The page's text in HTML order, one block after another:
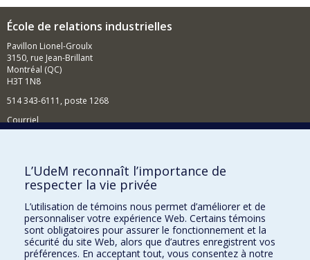
École de relations industrielles
Pavillon Lionel-Groulx
3150, rue Jean-Brillant
Montréal (QC)
H3T 1N8
514 343-6111, poste 1268
Courriel
Comment soutenir l'École?
BESOIN D'AIDE?
Plan du site
Signaler une erreur
Accessibilité
L’UdeM reconnaît l’importance de
respecter la vie privée
L’utilisation de témoins nous permet d’améliorer et de
personnaliser votre expérience Web. Certains témoins
sont obligatoires pour assurer le fonctionnement et la
sécurité du site Web, alors que d’autres enregistrent vos
préférences. En acceptant tout, vous consentez à notre